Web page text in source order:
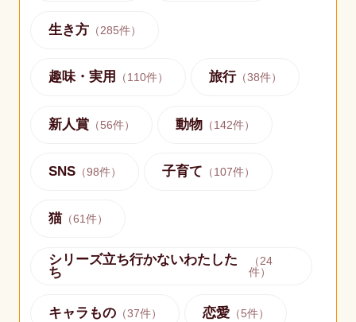
生き方（285件）
趣味・実用 （110件） 旅行（38件）
新人賞（56件） 動物（142件）
SNS（98件） 子育て （107件）
猫（61件）
シリーズ立ち行かないわたした
ち
（24
件）
キャラもの（37件） 恋愛（5件）